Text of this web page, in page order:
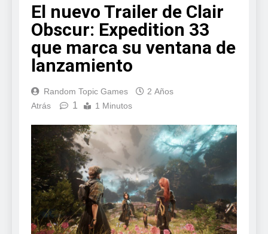
El nuevo Trailer de Clair
Obscur: Expedition 33
que marca su ventana de
lanzamiento
Random Topic Games
2 Años
Atrás
1 1 Minutos